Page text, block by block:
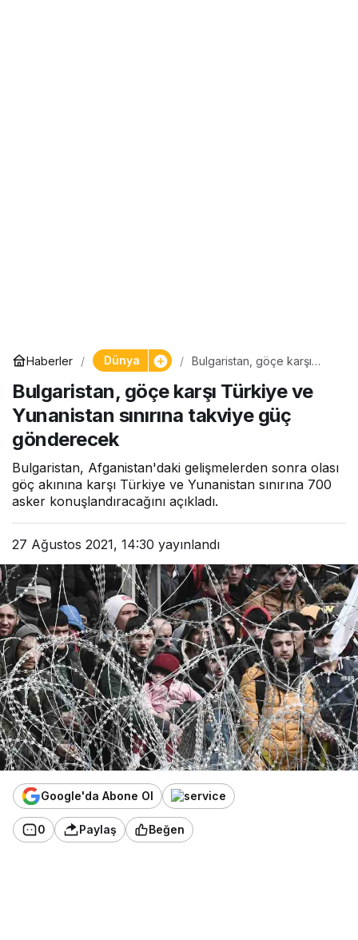
Haberler Dünya
Bulgaristan, göçe karşı
sınırına takviye güç
gönderecek
Bulgaristan, göçe karşı Türkiye ve
Yunanistan sınırına takviye güç
gönderecek
Bulgaristan, Afganistan'daki gelişmelerden sonra olası
göç akınına karşı Türkiye ve Yunanistan sınırına 700
asker konuşlandıracağını açıkladı.
27 Ağustos 2021, 14:30 yayınlandı
Google'da Abone Ol
0 Paylaş Beğen